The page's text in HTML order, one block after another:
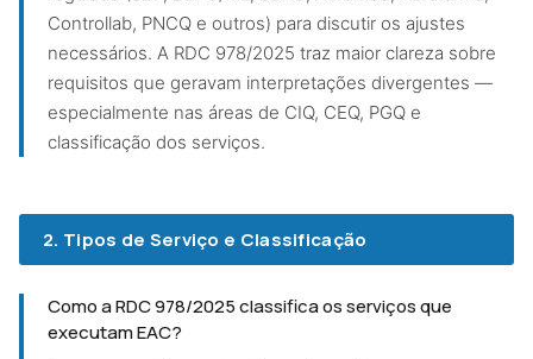
Controllab, PNCQ e outros) para discutir os ajustes
necessários. A RDC 978/2025 traz maior clareza sobre
requisitos que geravam interpretações divergentes —
especialmente nas áreas de CIQ, CEQ, PGQ e
classificação dos serviços.
2. Tipos de Serviço e Classificação
Como a RDC 978/2025 classifica os serviços que
executam EAC?